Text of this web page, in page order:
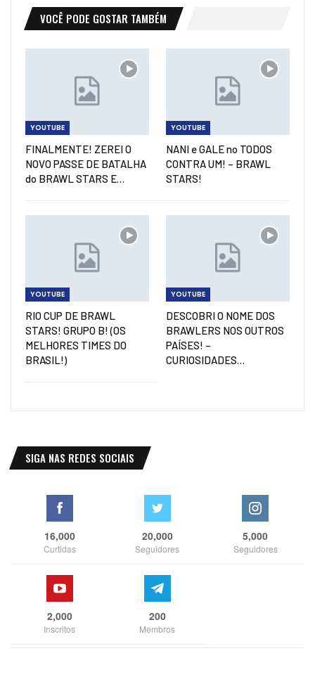
VOCÊ PODE GOSTAR TAMBÉM
YOUTUBE
FINALMENTE! ZEREI O
NOVO PASSE DE BATALHA
do BRAWL STARS E…
YOUTUBE
NANI e GALE no TODOS
CONTRA UM! – BRAWL
STARS!
YOUTUBE
RIO CUP DE BRAWL
STARS! GRUPO B! (OS
MELHORES TIMES DO
BRASIL!)
YOUTUBE
DESCOBRI O NOME DOS
BRAWLERS NOS OUTROS
PAÍSES! –
CURIOSIDADES…
SIGA NAS REDES SOCIAIS
16,000
Curtidas
20,000
Seguidores
5,000
Seguidores
2,000
Inscritos
200
Membros